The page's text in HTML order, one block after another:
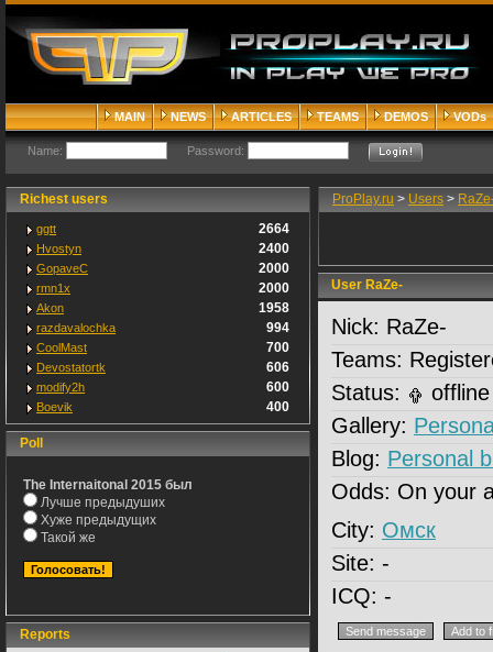
MAIN NEWS ARTICLES TEAMS DEMOS VODs
Name: Password:
Richest users
ggtt 2664
Hvostyn 2400
GopaveC 2000
rmn1x 2000
Akon 1958
razdavalochka 994
CoolMast 700
Devostatortk 606
modify2h 600
Boevik 400
Poll
The Internaitonal 2015 был
Лучше предыдуших
Хуже предыдущих
Такой же
Reports
ProPlay.ru > Users >
User RaZe-
Nick: RaZe-
Teams:
Status:
offline
Gallery:
Blog: Personal
Odds: On your
City: Омск
Site: -
ICQ: -